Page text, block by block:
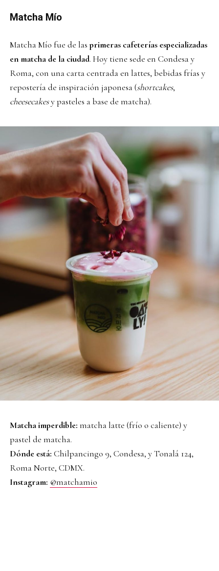
Matcha Mío
Matcha Mío fue de lasprimeras cafeterías especializadas
en matcha de la ciudad. Hoy tiene sede en Condesa y
Roma, con una carta centrada en lattes, bebidas frías y
repostería de inspiración japonesa (shortcakes,
cheesecakesy pasteles a base de matcha).
Matcha imperdible: matcha latte (frío o caliente) y
pastel de matcha.
Dónde está: Chilpancingo 9, Condesa, y Tonalá 124,
Roma Norte, CDMX.
Instagram: @matchamio